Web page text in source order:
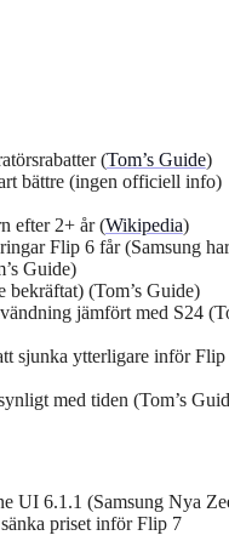
(Tom’s Guide)
bättre (ingen officiell info)
efter 2+ år (Wikipedia)
Flip 6 får (Samsung
Guide)
(Tom’s Guide)
jämfört med S24
sjunka ytterligare inför Flip
med tiden (Tom’s
UI 6.1.1 (Samsung Nya
priset inför Flip 7